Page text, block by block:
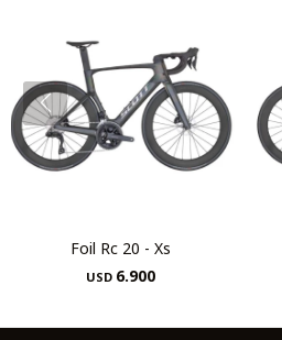
Foil Rc 20 - Xs
USD 6.900